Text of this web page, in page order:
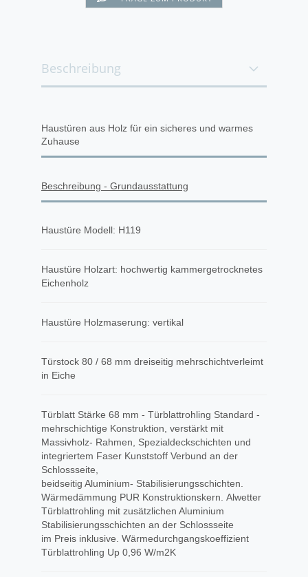
Beschreibung
Haustüren aus Holz für ein sicheres und warmes
Zuhause
Beschreibung - Grundausstattung
Haustüre Modell: H119
Haustüre Holzart: hochwertig kammergetrocknetes
Eichenholz
Haustüre Holzmaserung: vertikal
Türstock 80 / 68 mm dreiseitig mehrschichtverleimt
in Eiche
Türblatt Stärke 68 mm - Türblattrohling Standard -
mehrschichtige Konstruktion, verstärkt mit
Massivholz- Rahmen, Spezialdeckschichten und
integriertem Faser Kunststoff Verbund an der
Schlossseite,
beidseitig Aluminium- Stabilisierungsschichten.
Wärmedämmung PUR Konstruktionskern. Alwetter
Türblattrohling mit zusätzlichen Aluminium
Stabilisierungsschichten an der Schlossseite
im Preis inklusive. Wärmedurchgangskoeffizient
Türblattrohling Up 0,96 W/m2K